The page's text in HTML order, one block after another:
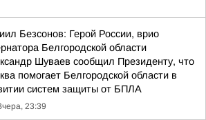
Безсонов: Герой России, врио
Белгородской области
Шуваев сообщил Президенту, что
помогает Белгородской области в
систем защиты от БПЛА
23:39